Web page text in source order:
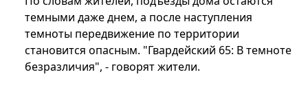
темными даже днем, а после наступления
темноты передвижение по территории
становится опасным. "Гвардейский 65: В темноте
безразличия", - говорят жители.